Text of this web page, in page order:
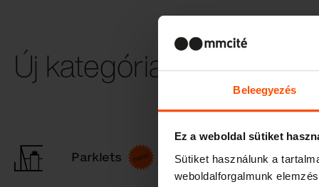
Beleegyezés
Ez a weboldal sütiket
Sütiket használunk a
weboldalforgalmunk
Új kategória választása
Parklets
Köztéri
padok